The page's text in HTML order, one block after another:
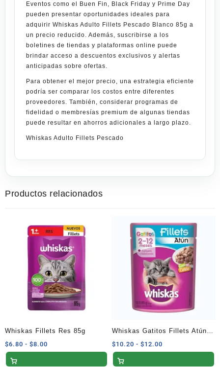
Eventos como el Buen Fin, Black Friday y Prime Day
pueden presentar oportunidades ideales para
adquirir Whiskas Adulto Fillets Pescado Blanco 85g a
un precio reducido. Además, suscribirse a los
boletines de tiendas y plataformas online puede
brindar acceso a descuentos exclusivos y alertas
anticipadas sobre ofertas.
Para obtener el mejor precio, una estrategia eficiente
podría ser comparar los costos entre diferentes
proveedores. También, considerar programas de
fidelidad o membresías premium de algunas tiendas
puede resultar en ahorros adicionales a largo plazo.
Whiskas Adulto Fillets Pescado
Productos relacionados
Whiskas Fillets Res 85g
$6.80 - $8.00
de
Whiskas Gatitos Fillets Atún
85g
$10.20 - $12.00
de